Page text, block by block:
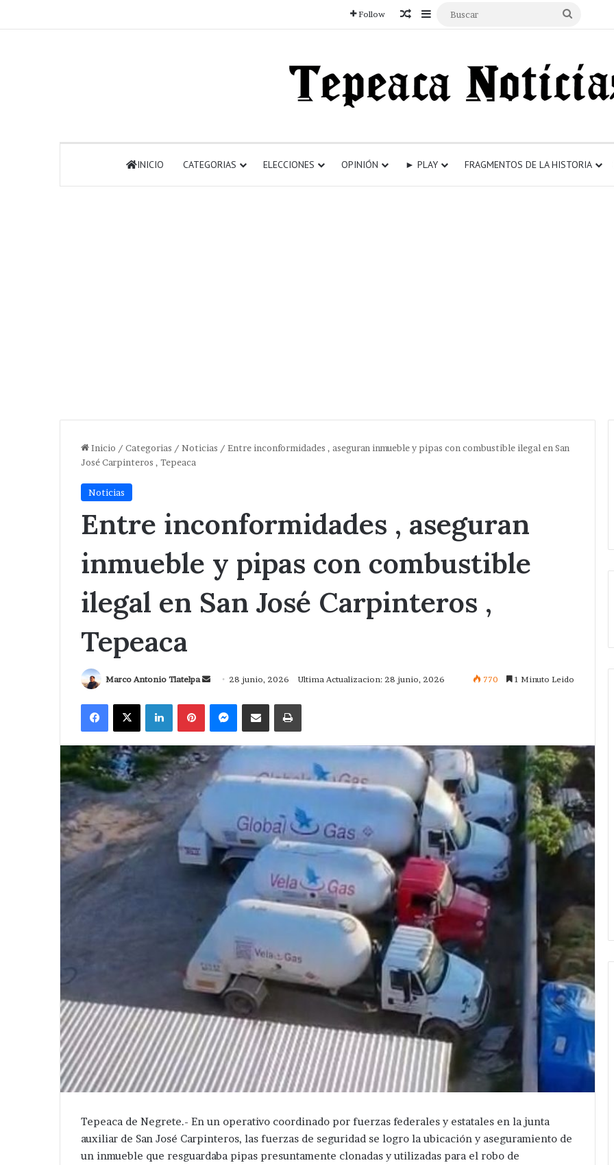
Follow Articulo aleatorio
Sidebar
INICIO CATEGORIAS ELECCIONES OPINIÓN ► PLAY FRAGMENTOS DE LA HISTORIA
Inicio / Categorias / Noticias / Entre inconformidades , aseguran inmueble y pipas con combustible ilegal en San
José Carpinteros , Tepeaca
Noticias
Entre inconformidades , aseguran
inmueble y pipas con combustible
ilegal en San José Carpinteros ,
Tepeaca
Marco Antonio Tlatelpa
Send
email
28 junio, 2026 Ultima Actualizacion: 28 junio, 2026 770 1 Minuto Leido
Facebook
X LinkedInPinterestMessengerCompartir via CorreoImprimir
Tepeaca de Negrete.- En un operativo coordinado por fuerzas federales y estatales en la junta
auxiliar de San José Carpinteros, las fuerzas de seguridad se logro la ubicación y aseguramiento de
un inmueble que resguardaba pipas presuntamente clonadas y utilizadas para el robo de